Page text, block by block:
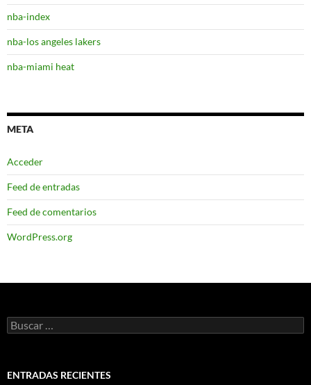
nba-index
nba-los angeles lakers
nba-miami heat
META
Acceder
Feed de entradas
Feed de comentarios
WordPress.org
Buscar:
ENTRADAS RECIENTES